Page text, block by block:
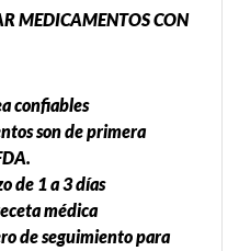
MEDICAMENTOS CON
confiables
son de primera
de 1 a 3 días
médica
de seguimiento para